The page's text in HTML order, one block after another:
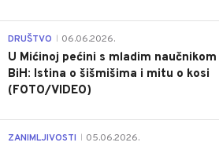
DRUŠTVO 06.06.2026.
U Mićinoj pećini s mladim naučnikom
BiH: Istina o šišmišima i mitu o kosi
(FOTO/VIDEO)
ZANIMLJIVOSTI 05.06.2026.